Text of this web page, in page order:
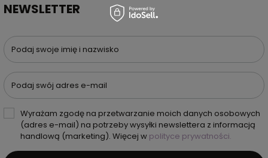
NEWSLETTER
Podaj swoje imię i nazwisko
Podaj swój adres e-mail
Wyrażam zgodę na przetwarzanie moich danych osobowych
(adres e-mail) na potrzeby wysyłki newslettera z informacją
handlową (marketing). Więcej w polityce prywatności.